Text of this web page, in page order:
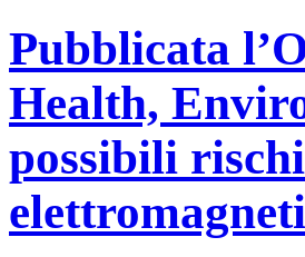
Pubblicata
Health,
possibili